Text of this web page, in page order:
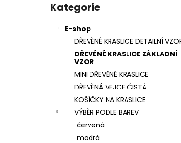
Přeskočit
kategorie
Kategorie
E-shop
DŘEVĚNÉ KRASLICE DETAILNÍ
DŘEVĚNÉ KRASLICE ZÁKLADNÍ
VZOR
MINI DŘEVĚNÉ KRASLICE
DŘEVĚNÁ VEJCE ČISTÁ
KOŠÍČKY NA KRASLICE
VÝBĚR PODLE BAREV
červená
modrá